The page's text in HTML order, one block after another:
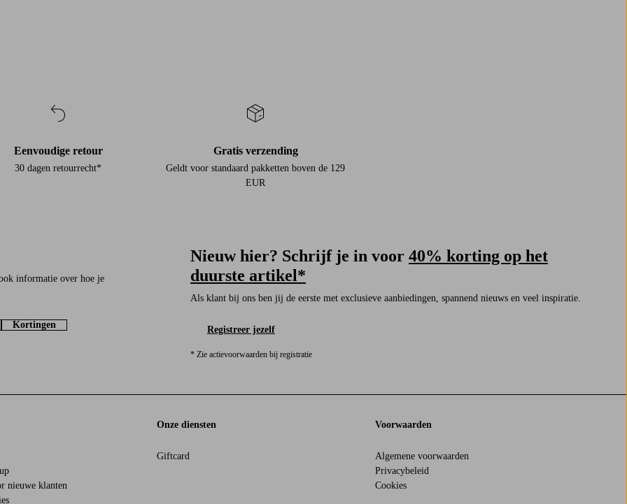
Eenvoudige retour
30 dagen retourrecht*
Gratis verzending
Geldt voor standaard pakketten boven de 129
EUR
Nieuw hier? Schrijf je in voor 40% korting op het
duurste artikel*
Als klant bij ons ben jij de eerste met exclusieve aanbiedingen, spannend nieuws en veel inspiratie.
Registreer jezelf
* Zie actievoorwaarden bij registratie
informatie over hoe je
Kortingen
nieuwe klanten
Onze diensten
Giftcard
Voorwaarden
Algemene voorwaarden
Privacybeleid
Cookies